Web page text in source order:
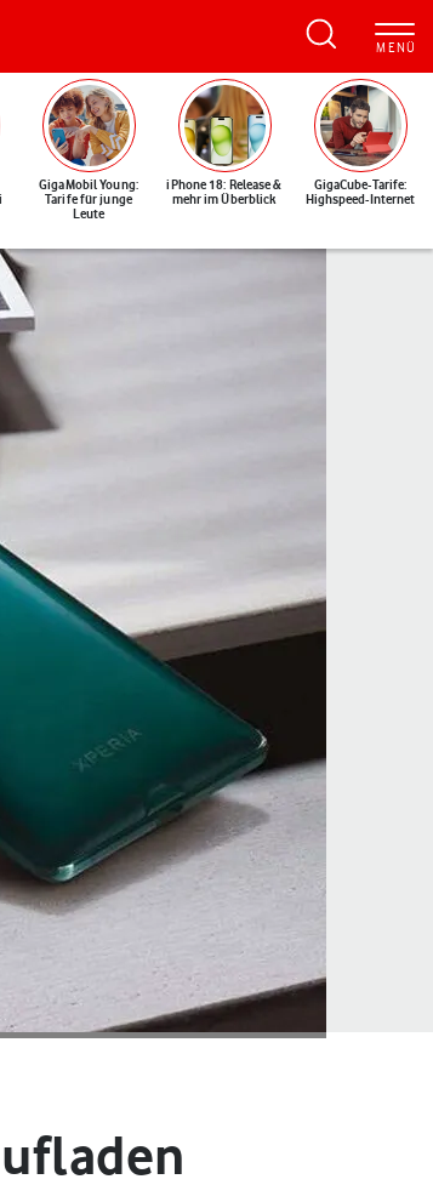
GigaMobil Young:
Tarife für junge
Leute
iPhone 18: Release &
mehr im Überblick
GigaCube-Tarife:
Highspeed-Internet